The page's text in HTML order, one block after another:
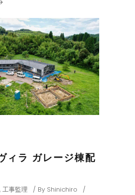
ィラ ガレージ棟配
, 工事監理 By Shinichiro